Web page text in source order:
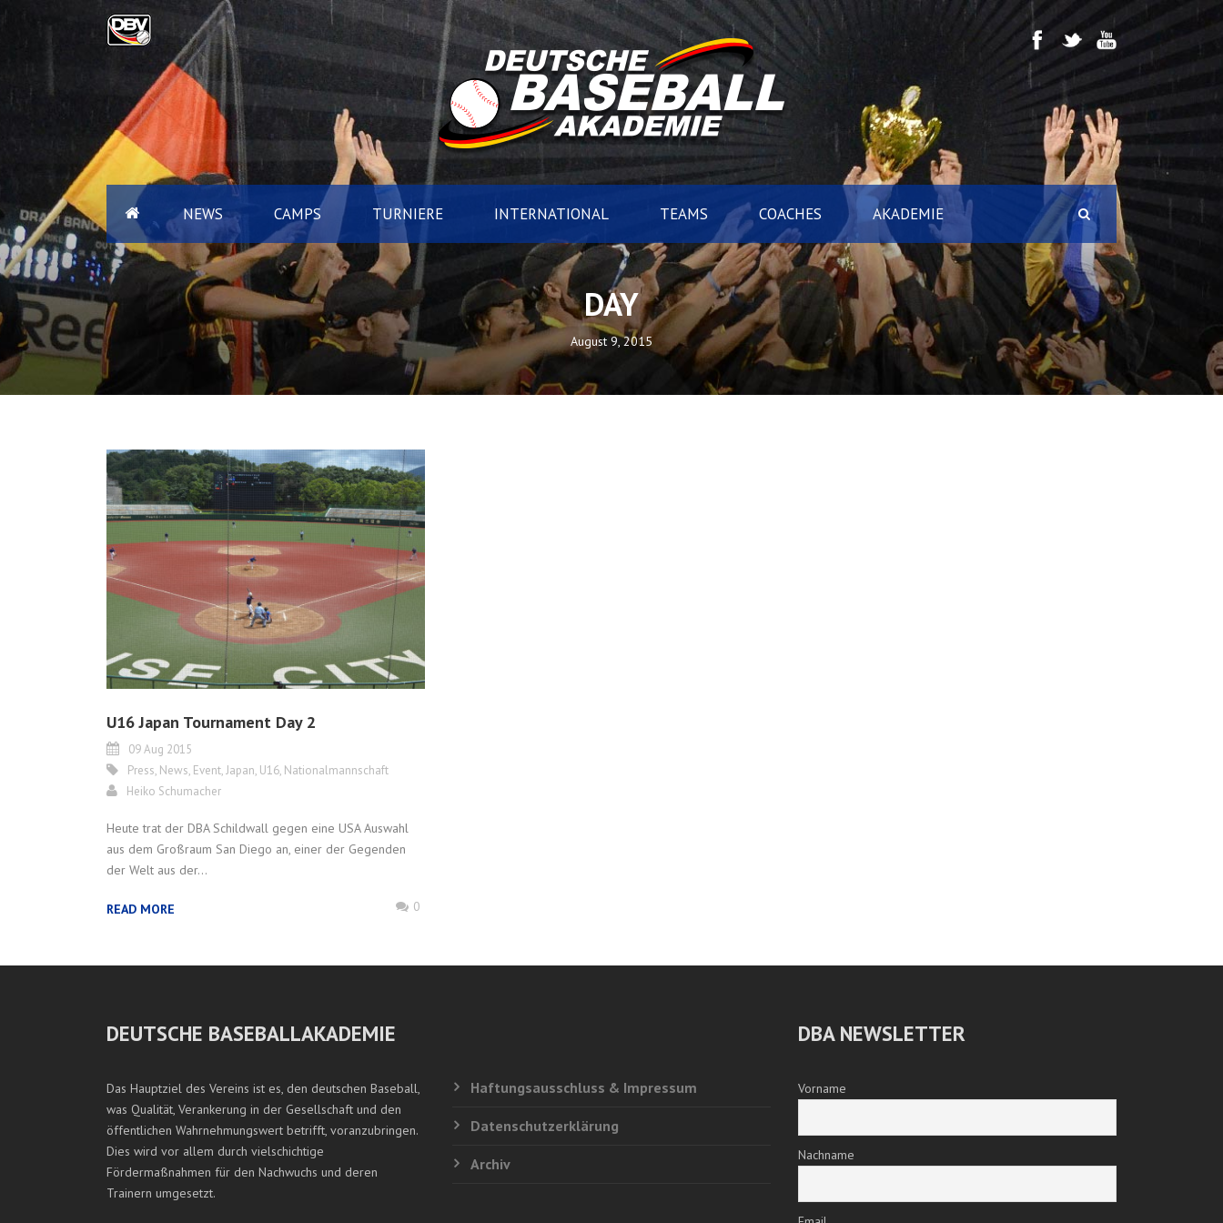
NEWS CAMPS TURNIERE INTERNATIONAL TEAMS COACHES AKADEMIE
DAY
August 9, 2015
U16 Japan Tournament Day 2
09 Aug 2015
Press, News, Event,Japan, U16, Nationalmannschaft
Heiko Schumacher
Heute trat der DBA Schildwall gegen eine USA Auswahl
aus dem Großraum San Diego an, einer der Gegenden
der Welt aus der...
READ MORE 0
DEUTSCHE BASEBALLAKADEMIE
Das Hauptziel des Vereins ist es, den deutschen Baseball,
was Qualität, Verankerung in der Gesellschaft und den
öffentlichen Wahrnehmungswert betrifft, voranzubringen.
Dies wird vor allem durch vielschichtige
Fördermaßnahmen für den Nachwuchs und deren
Trainern umgesetzt.
Haftungsausschluss & Impressum
Datenschutzerklärung
Archiv
DBA NEWSLETTER
Vorname
Nachname